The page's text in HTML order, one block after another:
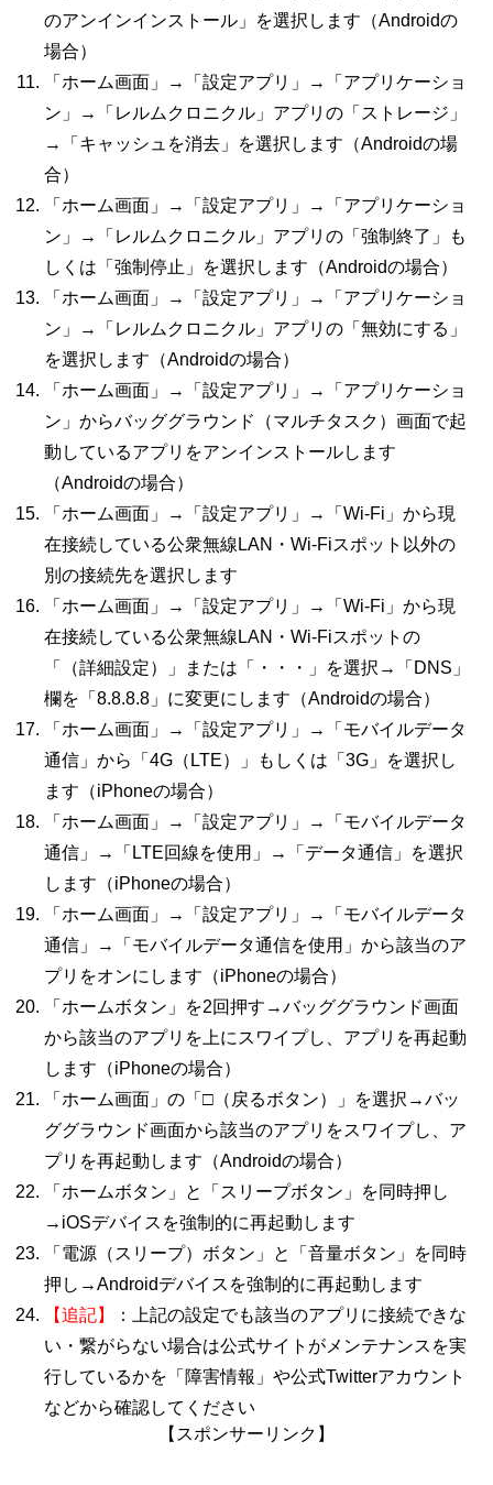
のアンインインストール」を選択します（Androidの
場合）
「ホーム画面」→「設定アプリ」→「アプリケーショ
ン」→「レルムクロニクル」アプリの「ストレージ」
→「キャッシュを消去」を選択します（Androidの場
合）
「ホーム画面」→「設定アプリ」→「アプリケーショ
ン」→「レルムクロニクル」アプリの「強制終了」も
しくは「強制停止」を選択します（Androidの場合）
「ホーム画面」→「設定アプリ」→「アプリケーショ
ン」→「レルムクロニクル」アプリの「無効にする」
を選択します（Androidの場合）
「ホーム画面」→「設定アプリ」→「アプリケーショ
ン」からバッググラウンド（マルチタスク）画面で起
動しているアプリをアンインストールします
（Androidの場合）
「ホーム画面」→「設定アプリ」→「 Wi-Fi 」から現
在接続している公衆無線 LAN ・ Wi-Fiスポット以外の
別の接続先を選択します
「ホーム画面」→「設定アプリ」→「 Wi-Fi 」から現
在接続している公衆無線 LAN ・ Wi-Fiスポットの
「（詳細設定）」または「・・・」を選択→「 DNS 」
欄を「 8.8.8.8 」に変更にします（Androidの場合）
「ホーム画面」→「設定アプリ」→「モバイルデータ
通信」から「 4G （ LTE）」もしくは「 3G 」を選択し
ます（iPhoneの場合）
「ホーム画面」→「設定アプリ」→「モバイルデータ
通信」→「 LTE回線を使用」→「データ通信」を選択
します（iPhoneの場合）
「ホーム画面」→「設定アプリ」→「モバイルデータ
通信」→「モバイルデータ通信を使用」から該当のア
プリをオンにします（iPhoneの場合）
「ホームボタン」を2回押す→バッググラウンド画面
から該当のアプリを上にスワイプし、アプリを再起動
します（iPhoneの場合）
「ホーム画面」の「□（戻るボタン）」を選択→バッ
ググラウンド画面から該当のアプリをスワイプし、ア
プリを再起動します（Androidの場合）
「ホームボタン」と「スリープボタン」を同時押し
→ iOSデバイスを強制的に再起動します
「電源（スリープ）ボタン」と「音量ボタン」を同時
押し→Androidデバイスを強制的に再起動します
【追記】
：上記の設定でも該当のアプリに接続できな
い・繋がらない場合は公式サイトがメンテナンスを実
行しているかを「障害情報」や公式Twitterアカウント
などから確認してください
【スポンサーリンク】